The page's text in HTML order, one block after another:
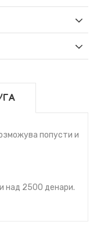
попусти и
над 2500 денари.